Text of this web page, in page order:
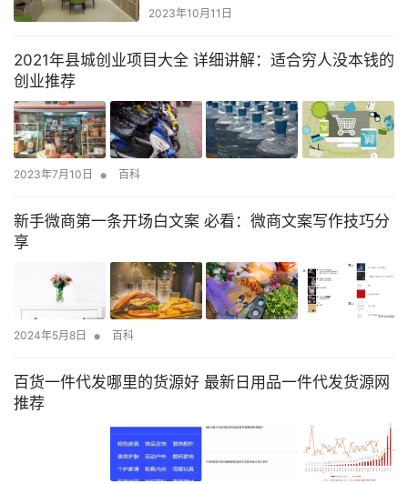
2023年10月11日
2021年县城创业项目大全 详细讲解：适合穷人没本钱的
创业推荐
2023年7月10日 • 百科
新手微商第一条开场白文案 必看：微商文案写作技巧分
享
2024年5月8日 • 百科
百货一件代发哪里的货源好 最新日用品一件代发货源网
推荐